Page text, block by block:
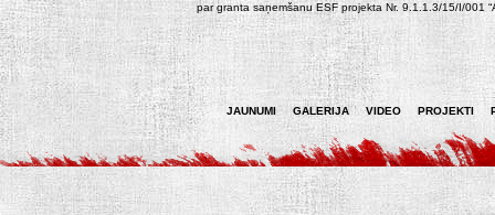
par granta saņemšanu ESF projekta Nr. 9.1.1.3/15/I/001
JAUNUMI GALERIJA VIDEO PROJEKTI